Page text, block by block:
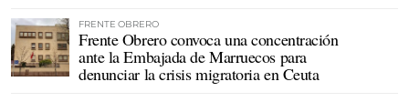
FRENTE OBRERO
Frente Obrero convoca una concentración
ante la Embajada de Marruecos para
denunciar la crisis migratoria en Ceuta